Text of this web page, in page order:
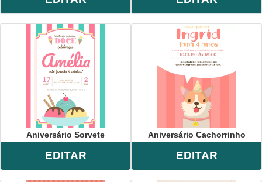
Aniversário Sorvete
EDITAR
Aniversário Cachorrinho
EDITAR